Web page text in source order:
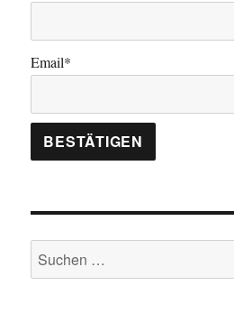
Email*
Suchen
nach: